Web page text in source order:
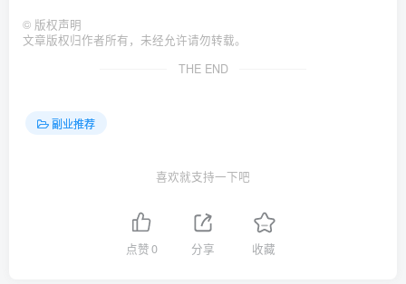
© 版权声明
文章版权归作者所有，未经允许请勿转载。
THE END
副业推荐
喜欢就支持一下吧
点赞0 分享 收藏